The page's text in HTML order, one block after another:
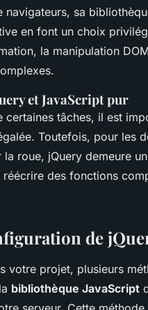
sa
en font un choix
la manipulation
et JavaScript pur
certaines tâches, il est
Toutefois, pour les
la roue, jQuery demeure
des fonctions
de
votre projet, plusieurs
bibliothèque JavaScript